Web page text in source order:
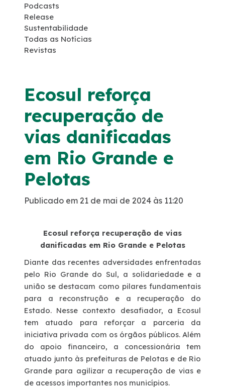
SAU's
Carta ao Usuário
Notícias
Noticias
Podcasts
Sustentabilidade
Projetos Socioambientais
Política de Gestão Integrada
Certificações
Atendimento
Deficiente Auditivo e de Fala
Fale Conosco
Podcasts
Release
Sustentabilidade
Todas as Notícias
Revistas
Ecosul reforça
recuperação de
vias danificadas
em Rio Grande e
Pelotas
Publicado em 21 de mai de 2024 às 11:20
Ecosul reforça recuperação de vias
danificadas em Rio Grande e Pelotas
Diante das recentes adversidades enfrentadas
pelo Rio Grande do Sul, a solidariedade e a
união se destacam como pilares fundamentais
para a reconstrução e a recuperação do
Estado. Nesse contexto desafiador, a Ecosul
tem atuado para reforçar a parceria da
iniciativa privada com os órgãos públicos. Além
do apoio financeiro, a concessionária tem
atuado junto às prefeituras de Pelotas e de Rio
Grande para agilizar a recuperação de vias e
de acessos importantes nos municípios.